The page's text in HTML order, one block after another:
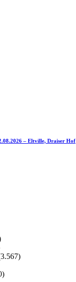
– Eltville, Draiser Hof